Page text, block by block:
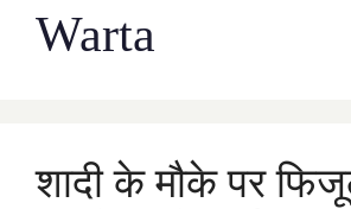
Warta
शादी के मौके पर